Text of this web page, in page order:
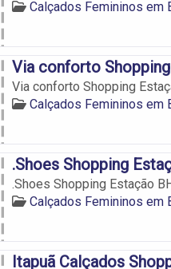
Calçados Femininos em
Via conforto
Via conforto Shopping
Calçados Femininos em
.Shoes Shopping
.Shoes Shopping Estação
Calçados Femininos em
Itapuã Calçados